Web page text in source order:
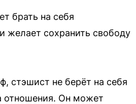
брать на себя
желает сохранить свободу
стэшист не берёт на себя
отношения. Он может